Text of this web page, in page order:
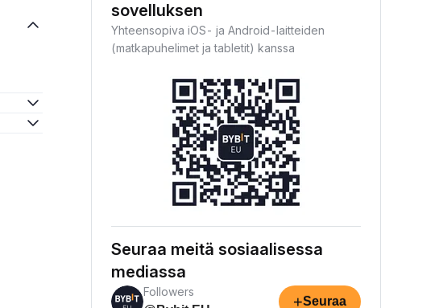
sovelluksen
Yhteensopiva iOS- ja Android-laitteiden
(matkapuhelimet ja tabletit) kanssa
Seuraa meitä sosiaalisessa
mediassa
Followers
+Seuraa